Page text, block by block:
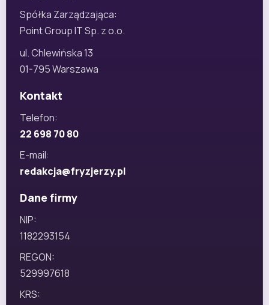
Spółka Zarządzająca:
Point Group IT Sp. z o.o.
ul. Chlewińska 13
01-795 Warszawa
Kontakt
Telefon:
22 698 70 80
E-mail:
redakcja@fryzjerzy.pl
Dane firmy
NIP:
1182293154
REGON:
529997618
KRS: